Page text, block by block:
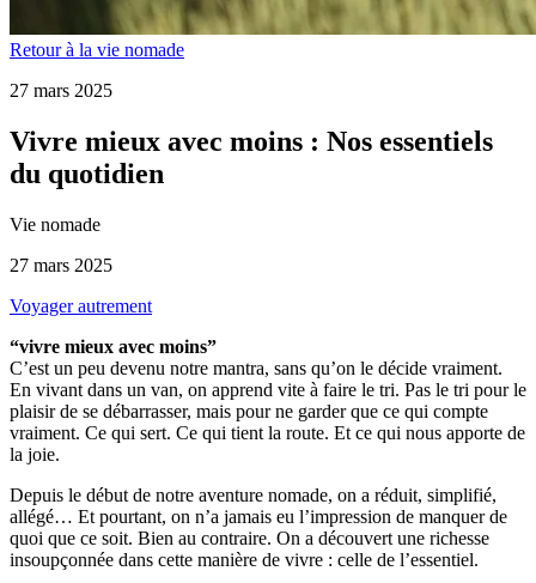
Retour à la vie nomade
27 mars 2025
Vivre mieux avec moins : Nos essentiels
du quotidien
Vie nomade
27 mars 2025
Voyager autrement
“vivre mieux avec moins”
C’est un peu devenu notre mantra, sans qu’on le décide vraiment.
En vivant dans un van, on apprend vite à faire le tri. Pas le tri pour le
plaisir de se débarrasser, mais pour ne garder que ce qui compte
vraiment. Ce qui sert. Ce qui tient la route. Et ce qui nous apporte de
la joie.
Depuis le début de notre aventure nomade, on a réduit, simplifié,
allégé… Et pourtant, on n’a jamais eu l’impression de manquer de
quoi que ce soit. Bien au contraire. On a découvert une richesse
insoupçonnée dans cette manière de vivre : celle de l’essentiel.